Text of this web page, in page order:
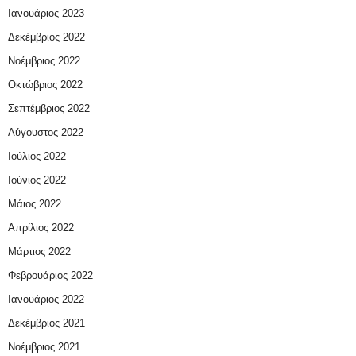
Ιανουάριος 2023
Δεκέμβριος 2022
Νοέμβριος 2022
Οκτώβριος 2022
Σεπτέμβριος 2022
Αύγουστος 2022
Ιούλιος 2022
Ιούνιος 2022
Μάιος 2022
Απρίλιος 2022
Μάρτιος 2022
Φεβρουάριος 2022
Ιανουάριος 2022
Δεκέμβριος 2021
Νοέμβριος 2021